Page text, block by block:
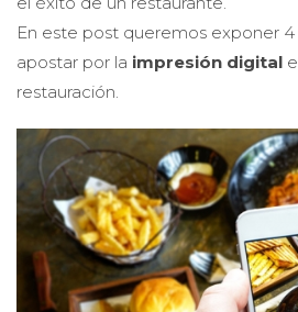
En este post queremos exponer
apostar por la impresión digital
restauración.